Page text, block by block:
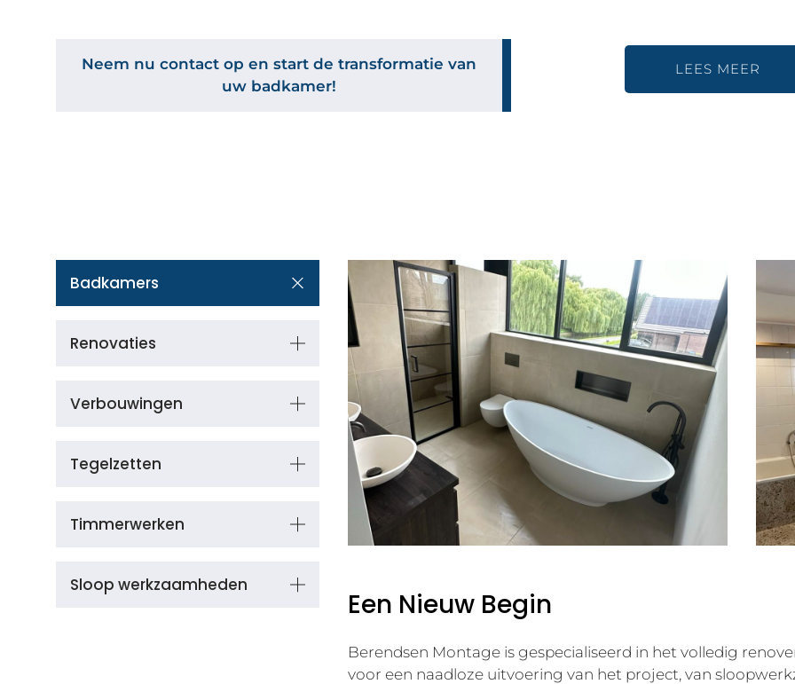
Neem nu contact op en start de transformatie van
uw badkamer!
LEES MEER
Badkamers
Een Nieuw Begin
Berendsen Montage is gespecialiseerd in het volledig
voor een naadloze uitvoering van het project, van
Renovaties
Verbouwingen
Tegelzetten
Timmerwerken
Sloop werkzaamheden